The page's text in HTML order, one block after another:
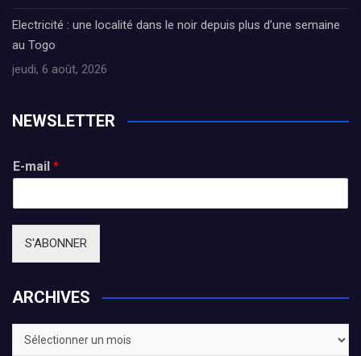
Electricité : une localité dans le noir depuis plus d’une semaine
au Togo
jeudi, 6 août, 2026
NEWSLETTER
E-mail *
S'ABONNER
ARCHIVES
ARCHIVES